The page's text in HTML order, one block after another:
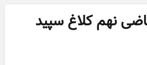
نهم کلاغ سپید